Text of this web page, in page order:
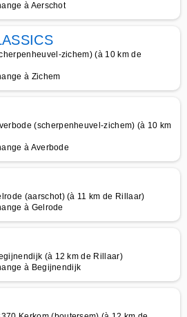
à Aerschot
zichem) (à 10 km de
à Zichem
(scherpenheuvel-zichem) (à 10 km
à Averbode
(aarschot) (à 11 km de Rillaar)
à Gelrode
(à 12 km de Rillaar)
à Begijnendijk